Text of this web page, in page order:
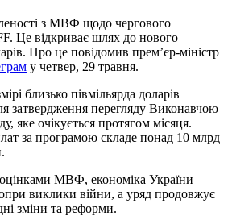
з МВФ щодо чергового
Це відкриває шлях до нового
Про це повідомив прем’єр-міністр
у четвер, 29 травня.
близько півмільярда доларів
затвердження перегляду Виконавчою
яке очікується протягом місяця.
за програмою складе понад 10 млрд
МВФ, економіка України
виклики війни, а уряд продовжує
зміни та реформи.